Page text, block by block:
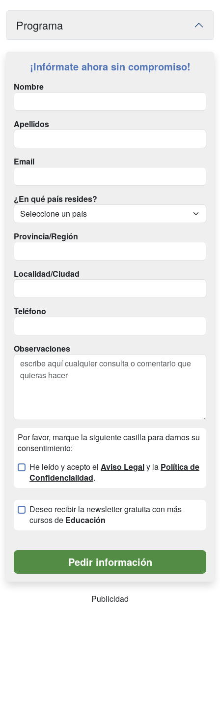
Programa
¡Infórmate ahora sin compromiso!
Nombre
Apellidos
Email
¿En qué país resides?
Provincia/Región
Localidad/Ciudad
Teléfono
Observaciones
Por favor, marque la siguiente casilla para darnos su
consentimiento:
He leído y acepto el Aviso Legaly la Política de
Confidencialidad.
Deseo recibir la newsletter gratuita con más
cursos de Educación
Publicidad